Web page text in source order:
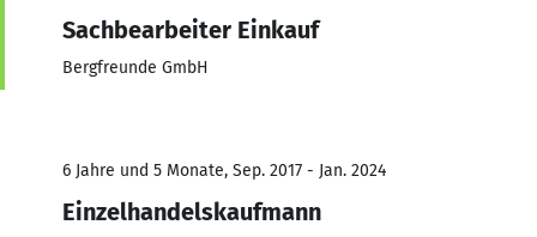
Sachbearbeiter Einkauf
Bergfreunde GmbH
6 Jahre und 5 Monate, Sep. 2017 - Jan. 2024
Einzelhandelskaufmann